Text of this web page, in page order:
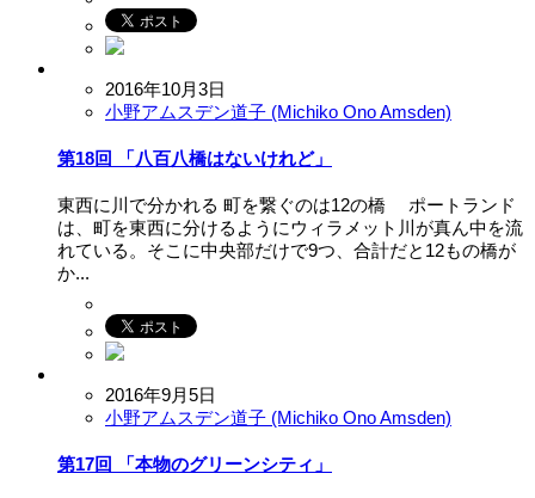
2016年10月3日
小野アムスデン道子 (Michiko Ono Amsden)
第18回 「八百八橋はないけれど」
東西に川で分かれる 町を繋ぐのは12の橋 ポートランド
は、町を東西に分けるようにウィラメット川が真ん中を流
れている。そこに中央部だけで9つ、合計だと12もの橋が
か...
2016年9月5日
小野アムスデン道子 (Michiko Ono Amsden)
第17回 「本物のグリーンシティ」